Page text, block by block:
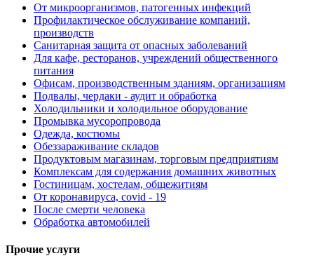
От микроорганизмов, патогенных инфекций
Профилактическое обслуживание компаний,
производств
Санитарная защита от опасных заболеваний
Для кафе, ресторанов, учреждений общественного
питания
Офисам, производственным зданиям, организациям
Подвалы, чердаки - аудит и обработка
Холодильники и холодильное оборудование
Промывка мусоропровода
Одежда, костюмы
Обеззараживание складов
Продуктовым магазинам, торговым предприятиям
Комплексам для содержания домашних животных
Гостиницам, хостелам, общежитиям
От коронавируса, covid - 19
После смерти человека
Обработка автомобилей
Прочие услуги